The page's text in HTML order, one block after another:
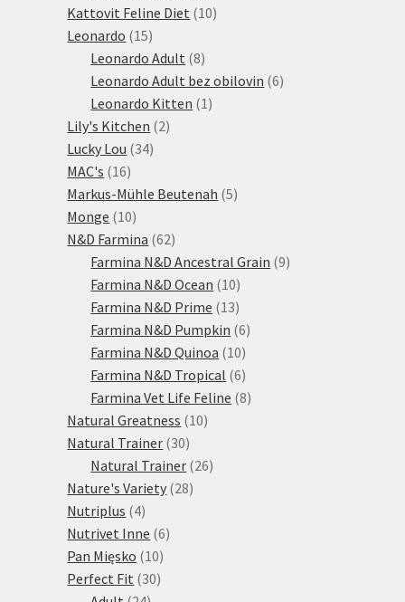
produktů
Kattovit Feline Diet 1010
Leonardo 1515
produktů
Leonardo Adult 88
produktů
Leonardo Adult bez obilovin 66
Leonardo Kitten 1 1
Lily's Kitchen 22
Lucky Lou 3434
MAC's 1616
produktů
Markus-Mühle Beutenah 55
Monge 1010
produktů
N&D Farmina 6262
produktů
Farmina N&D Ancestral Grain 99
Farmina N&D Ocean 1010
produktů
Farmina N&D Prime 1313
produktů
Farmina N&D Pumpkin 66
Farmina N&D Quinoa 1010
produktů
Farmina N&D Tropical 66
produktů
Farmina Vet Life Feline 88
Natural Greatness 1010
Natural Trainer 3030
produktů
Natural Trainer 2626
Nature's Variety 2828
Nutriplus 44
produkty
Nutrivet Inne 66
Pan Mięsko 1010
produktů
Perfect Fit 3030